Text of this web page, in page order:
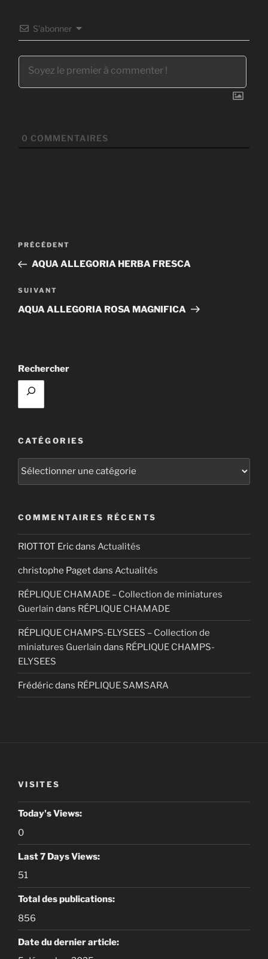
S’abonner
0 COMMENTAIRES
Navigation
l’article
Article
précédent
PRÉCÉDENT
AQUA ALLEGORIA HERBA FRESCA
Article
suivant
SUIVANT
AQUA ALLEGORIA ROSA MAGNIFICA
Rechercher
CATÉGORIES
Catégories
COMMENTAIRES RÉCENTS
RIOTTOT Ericdans Actualités
christophe Pagetdans Actualités
RÉPLIQUE CHAMADE – Collection de miniatures
Guerlain dans RÉPLIQUE CHAMADE
RÉPLIQUE CHAMPS-ELYSEES – Collection de
miniatures Guerlain dans RÉPLIQUE CHAMPS-
ELYSEES
Frédéricdans RÉPLIQUE SAMSARA
VISITES
Today's Views:
0
Last 7 Days Views:
51
Total des publications:
856
Date du dernier article: